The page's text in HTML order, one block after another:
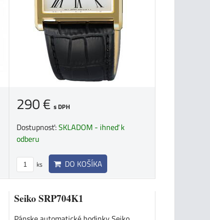
290 €s DPH
Dostupnosť:SKLADOM - ihneď k
odberu
ks DO KOŠÍKA
Seiko SRP704K1